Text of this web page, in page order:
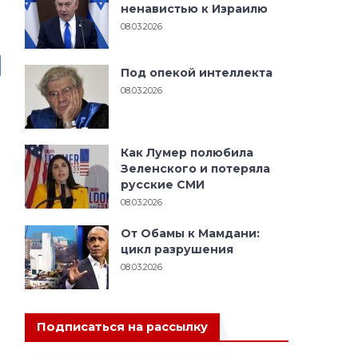
ненавистью к Израилю
08.03.2026
Под опекой интеллекта
08.03.2026
Как Лумер полюбила
Зеленского и потеряла
русские СМИ
08.03.2026
От Обамы к Мамдани:
цикл разрушения
08.03.2026
Подписаться на рассылку